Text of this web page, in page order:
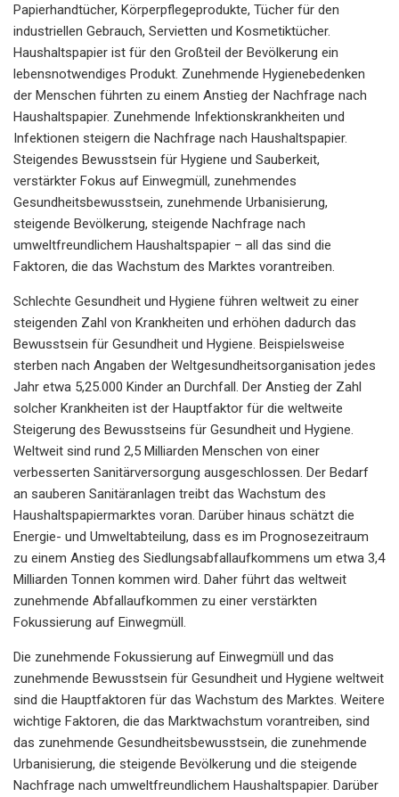
Papierhandtücher, Körperpflegeprodukte, Tücher für den
industriellen Gebrauch, Servietten und Kosmetiktücher.
Haushaltspapier ist für den Großteil der Bevölkerung ein
lebensnotwendiges Produkt. Zunehmende Hygienebedenken
der Menschen führten zu einem Anstieg der Nachfrage nach
Haushaltspapier. Zunehmende Infektionskrankheiten und
Infektionen steigern die Nachfrage nach Haushaltspapier.
Steigendes Bewusstsein für Hygiene und Sauberkeit,
verstärkter Fokus auf Einwegmüll, zunehmendes
Gesundheitsbewusstsein, zunehmende Urbanisierung,
steigende Bevölkerung, steigende Nachfrage nach
umweltfreundlichem Haushaltspapier – all das sind die
Faktoren, die das Wachstum des Marktes vorantreiben.
Schlechte Gesundheit und Hygiene führen weltweit zu einer
steigenden Zahl von Krankheiten und erhöhen dadurch das
Bewusstsein für Gesundheit und Hygiene. Beispielsweise
sterben nach Angaben der Weltgesundheitsorganisation jedes
Jahr etwa 5,25.000 Kinder an Durchfall. Der Anstieg der Zahl
solcher Krankheiten ist der Hauptfaktor für die weltweite
Steigerung des Bewusstseins für Gesundheit und Hygiene.
Weltweit sind rund 2,5 Milliarden Menschen von einer
verbesserten Sanitärversorgung ausgeschlossen. Der Bedarf
an sauberen Sanitäranlagen treibt das Wachstum des
Haushaltspapiermarktes voran. Darüber hinaus schätzt die
Energie- und Umweltabteilung, dass es im Prognosezeitraum
zu einem Anstieg des Siedlungsabfallaufkommens um etwa 3,4
Milliarden Tonnen kommen wird. Daher führt das weltweit
zunehmende Abfallaufkommen zu einer verstärkten
Fokussierung auf Einwegmüll.
Die zunehmende Fokussierung auf Einwegmüll und das
zunehmende Bewusstsein für Gesundheit und Hygiene weltweit
sind die Hauptfaktoren für das Wachstum des Marktes. Weitere
wichtige Faktoren, die das Marktwachstum vorantreiben, sind
das zunehmende Gesundheitsbewusstsein, die zunehmende
Urbanisierung, die steigende Bevölkerung und die steigende
Nachfrage nach umweltfreundlichem Haushaltspapier. Darüber